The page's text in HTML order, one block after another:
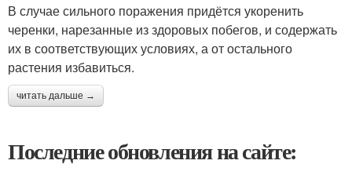
В случае сильного поражения придётся укоренить
черенки, нарезанные из здоровых побегов, и содержать
их в соответствующих условиях, а от остального
растения избавиться.
читать дальше →
Последние обновления на сайте: